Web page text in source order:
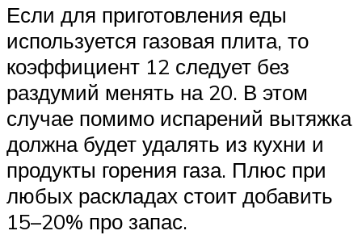
Если для приготовления еды
используется газовая плита, то
коэффициент 12 следует без
раздумий менять на 20. В этом
случае помимо испарений вытяжка
должна будет удалять из кухни и
продукты горения газа. Плюс при
любых раскладах стоит добавить
15–20% про запас.